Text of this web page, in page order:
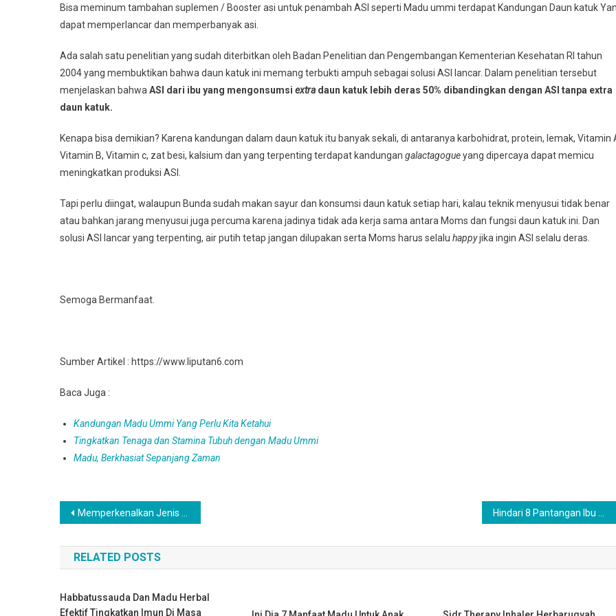
Bisa meminum tambahan suplemen / Booster asi untuk penambah ASI seperti Madu ummi terdapat Kandungan Daun katuk
dapat memperlancar dan memperbanyak asi.
Ada salah satu penelitian yang sudah diterbitkan oleh Badan Penelitian dan Pengembangan Kementerian Kesehatan RI tahun
2004 yang membuktikan bahwa daun katuk ini memang terbukti ampuh sebagai solusi ASI lancar. Dalam penelitian tersebut
menjelaskan bahwa ASI dari ibu yang mengonsumsi extra daun katuk lebih deras 50% dibandingkan dengan ASI tanpa extra
daun katuk.
Kenapa bisa demikian? Karena kandungan dalam daun katuk itu banyak sekali, di antaranya karbohidrat, protein, lemak, Vitamin
Vitamin B, Vitamin c, zat besi, kalsium dan yang terpenting terdapat kandungan galactagogueyang dipercaya dapat memicu
meningkatkan produksi ASI.
Tapi perlu diingat, walaupun Bunda sudah makan sayur dan konsumsi daun katuk setiap hari, kalau teknik menyusui tidak benar
atau bahkan jarang menyusui juga percuma karena jadinya tidak ada kerja sama antara Moms dan fungsi daun katuk ini. Dan
solusi ASI lancar yang terpenting, air putih tetap jangan dilupakan serta Moms harus selalu happyjika ingin ASI selalu deras.
Semoga Bermanfaat.
Sumber Artikel : https://www.liputan6.com
Baca Juga :
Kandungan Madu Ummi Yang Perlu Kita Ketahui
Tingkatkan Tenaga dan Stamina Tubuh dengan Madu Ummi
Madu, Berkhasiat Sepanjang Zaman
Navigasi
pos
Memperkenalkan Jenis Madu Apis Cerana, Apis Melifera , Apis Dorasta Dan Trigona
RELATED POSTS
Habbatussauda Dan Madu Herbal
Efektif Tingkatkan Imun Di Masa